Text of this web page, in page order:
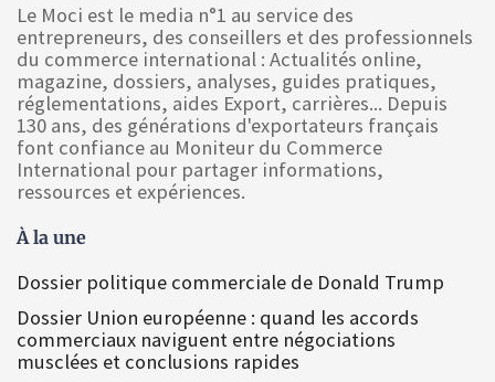
Le Moci est le media n°1 au service des
entrepreneurs, des conseillers et des professionnels
du commerce international : Actualités online,
magazine, dossiers, analyses, guides pratiques,
réglementations, aides Export, carrières... Depuis
130 ans, des générations d'exportateurs français
font confiance au Moniteur du Commerce
International pour partager informations,
ressources et expériences.
À la une
Dossier politique commerciale de Donald Trump
Dossier Union européenne : quand les accords
commerciaux naviguent entre négociations
musclées et conclusions rapides